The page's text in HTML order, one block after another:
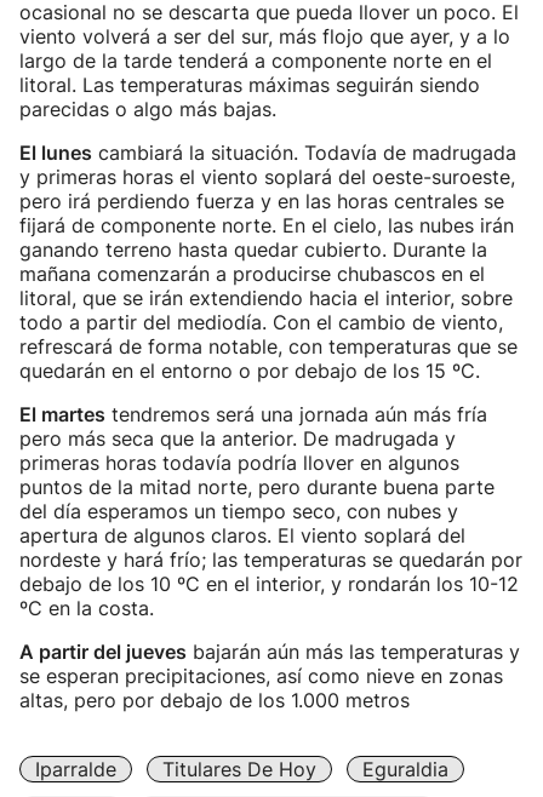
ocasional no se descarta que pueda llover un poco. El
viento volverá a ser del sur, más flojo que ayer, y a lo
largo de la tarde tenderá a componente norte en el
litoral. Las temperaturas máximas seguirán siendo
parecidas o algo más bajas.
El lunes cambiará la situación. Todavía de madrugada
y primeras horas el viento soplará del oeste-suroeste,
pero irá perdiendo fuerza y en las horas centrales se
fijará de componente norte. En el cielo, las nubes irán
ganando terreno hasta quedar cubierto. Durante la
mañana comenzarán a producirse chubascos en el
litoral, que se irán extendiendo hacia el interior, sobre
todo a partir del mediodía. Con el cambio de viento,
refrescará de forma notable, con temperaturas que se
quedarán en el entorno o por debajo de los 15 ºC.
El martes tendremos será una jornada aún más fría
pero más seca que la anterior. De madrugada y
primeras horas todavía podría llover en algunos
puntos de la mitad norte, pero durante buena parte
del día esperamos un tiempo seco, con nubes y
apertura de algunos claros. El viento soplará del
nordeste y hará frío; las temperaturas se quedarán por
debajo de los 10 ºC en el interior, y rondarán los 10-12
ºC en la costa.
A partir del jueves bajarán aún más las temperaturas y
se esperan precipitaciones, así como nieve en zonas
altas, pero por debajo de los 1.000 metros
Iparralde Titulares De Hoy
Eguraldia